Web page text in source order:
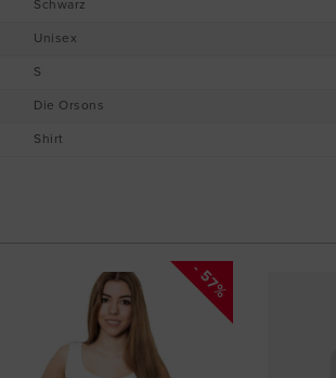
Schwarz
Unisex
S
Die Orsons
Shirt
- 57%